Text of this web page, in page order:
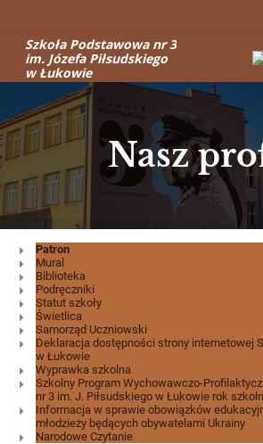
Szkoła Podstawowa nr 3
im. Józefa Piłsudskiego
w Łukowie
Nasz
Nasz
profil
Patron
Mural
Biblioteka
Podręczniki
Statut szkoły
Świetlica
Samorząd Uczniowski
Deklaracja dostępności strony internetowej
w Łukowie
Wyprawka szkolna
Szkolny Program Wychowawczo-
nr 3 im. J. Piłsudskiego w Łukowie rok
Informacja w sprawie obowiązków
młodzieży będących obywatelami Ukrainy
Narodowe Czytanie